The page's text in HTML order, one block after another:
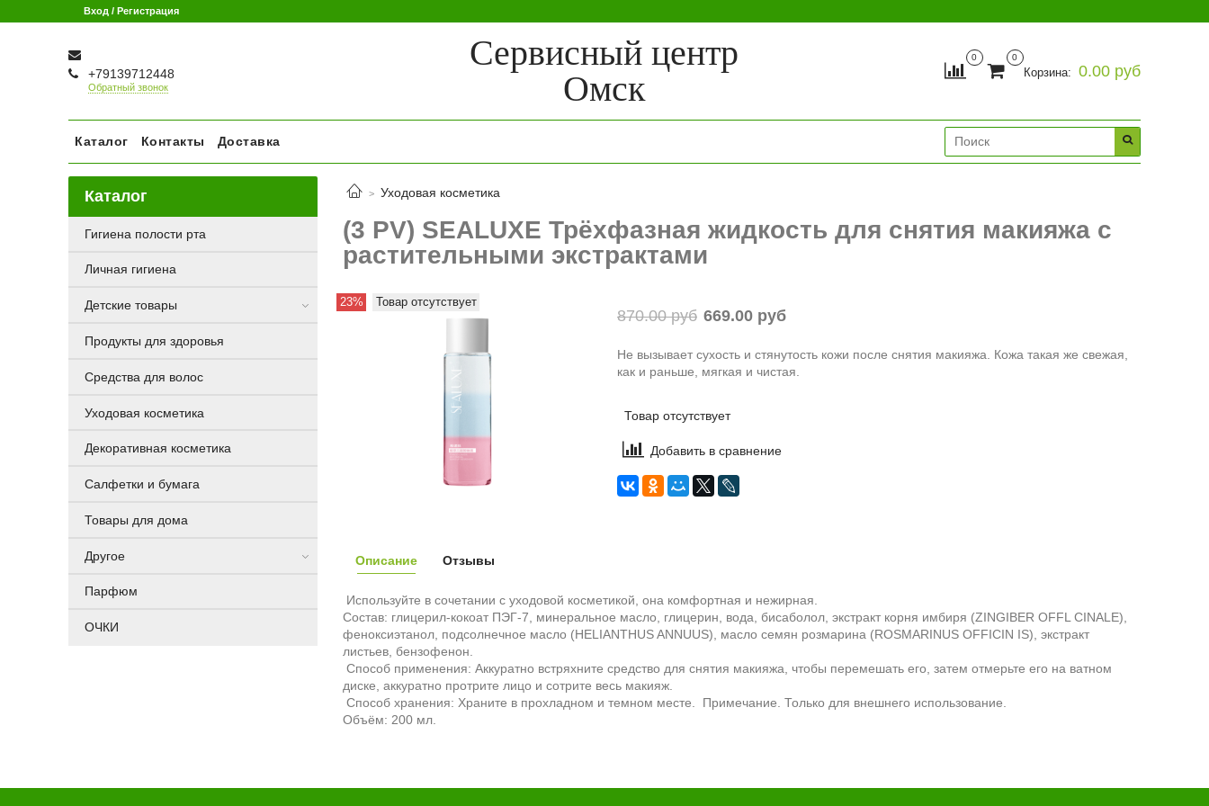
Вход / Регистрация
+79139712448
Обратный звонок
Сервисный центр
Омск
0 0
Корзина: 0.00 руб
Каталог Контакты Доставка
Уходовая косметика
(3 PV) SEALUXE Трёхфазная жидкость для снятия макияжа с
растительными экстрактами
23% Товар отсутствует
870.00 руб 669.00 руб
Не вызывает сухость и стянутость кожи после снятия макияжа. Кожа такая же свежая,
как и раньше, мягкая и чистая.
Товар отсутствует
Добавить в сравнение
Описание
Используйте в сочетании с уходовой косметикой, она комфортная и нежирная.
Состав: глицерил-кокоат ПЭГ-7, минеральное масло, глицерин, вода, бисаболол, экстракт корня имбиря (ZINGIBER OFFL CINALE),
феноксиэтанол, подсолнечное масло (HELIANTHUS ANNUUS), масло семян розмарина (ROSMARINUS OFFICIN IS), экстракт
листьев, бензофенон.
Способ применения: Аккуратно встряхните средство для снятия макияжа, чтобы перемешать его, затем отмерьте его на ватном
диске, аккуратно протрите лицо и сотрите весь макияж.
Способ хранения: Храните в прохладном и темном месте. Примечание. Только для внешнего использование.
Объём: 200 мл.
Отзывы
Каталог
Гигиена полости рта
Личная гигиена
Детские товары
Продукты для здоровья
Средства для волос
Уходовая косметика
Декоративная косметика
Салфетки и бумага
Товары для дома
Другое
Парфюм
ОЧКИ